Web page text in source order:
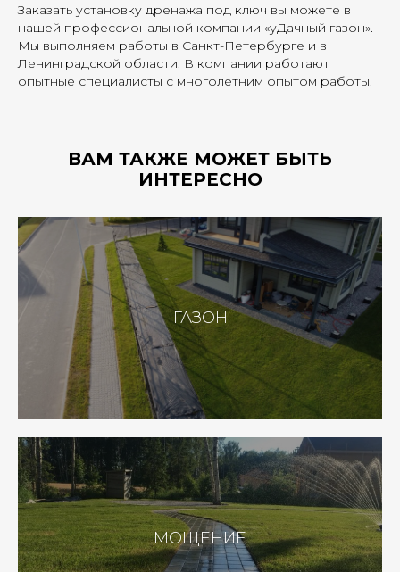
Заказать установку дренажа под ключ вы можете в
нашей профессиональной компании «уДачный газон».
Мы выполняем работы в Санкт-Петербурге и в
Ленинградской области. В компании работают
опытные специалисты с многолетним опытом работы.
ВАМ ТАКЖЕ МОЖЕТ БЫТЬ
ИНТЕРЕСНО
ГАЗОН
МОЩЕНИЕ